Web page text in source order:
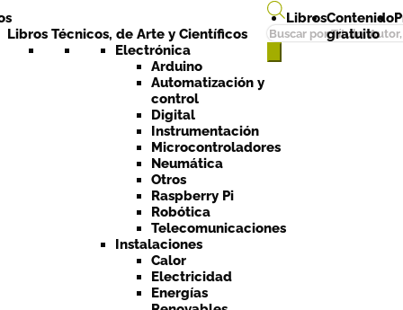
Búsqueda
de
Libros Técnicos, de Arte y Científicos
Electrónica
Arduino
Automatización y
control
Digital
Instrumentación
Microcontroladores
Neumática
Otros
Raspberry Pi
Robótica
Telecomunicaciones
Instalaciones
Calor
Electricidad
Energías
LibrosContenido
gratuito